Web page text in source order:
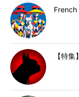
French
【特